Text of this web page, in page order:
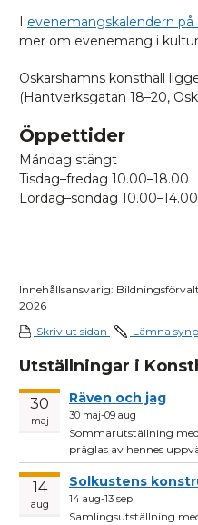
I evenemangskalendern på
mer om evenemang i
Oskarshamns konsthall
(Hantverksgatan 18–20,
Öppettider
Måndag stängt
Tisdag–fredag 10.00–18.00
Lördag–söndag 10.00–14.00
Innehållsansvarig:
2026
Skriv ut sidan
Lämna
Utställningar i
30
maj
Räven och jag
30 maj-09 aug
Sommarutställning
präglas av hennes
14
aug
Solkustens
14 aug-13 sep
Samlingsutställning